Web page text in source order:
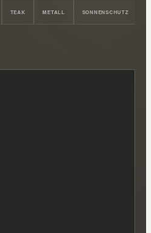
TEAK METALL SONNENSCHUTZ